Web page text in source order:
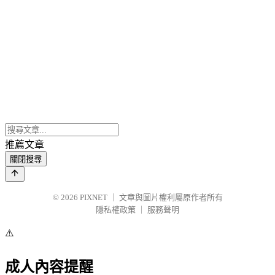
推薦文章
關閉搜尋
© 2026 PIXNET
文章與圖片權利屬原作者所有
隱私權政策
服務聲明
⚠️
成人內容提醒